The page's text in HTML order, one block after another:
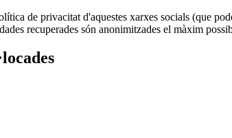
de privacitat d'aquestes xarxes socials (que
recuperades són anonimitzades el màxim